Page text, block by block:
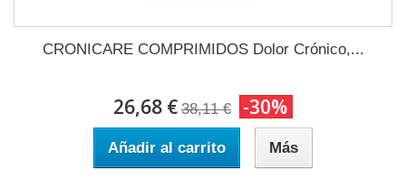
CRONICARE COMPRIMIDOS Dolor Crónico,...
26,68 € 38,11 € -30%
Añadir al carrito Más